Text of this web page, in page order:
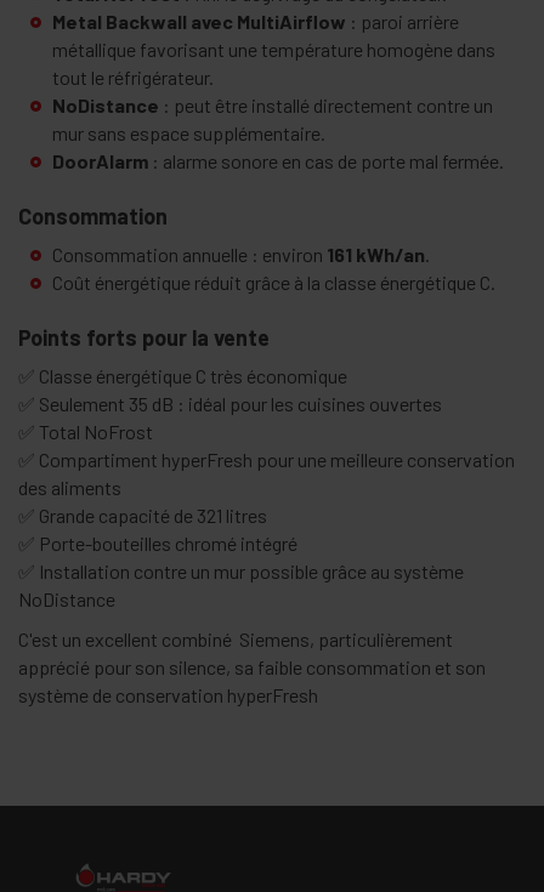
Metal Backwall avec MultiAirflow : paroi arrière
métallique favorisant une température homogène dans
tout le réfrigérateur.
NoDistance : peut être installé directement contre un
mur sans espace supplémentaire.
DoorAlarm : alarme sonore en cas de porte mal fermée.
Consommation
Consommation annuelle : environ 161 kWh/an.
Coût énergétique réduit grâce à la classe énergétique C.
Points forts pour la vente
✅ Classe énergétique C très économique
✅ Seulement 35 dB : idéal pour les cuisines ouvertes
✅ Total NoFrost
✅ Compartiment hyperFresh pour une meilleure conservation
des aliments
✅ Grande capacité de 321 litres
✅ Porte-bouteilles chromé intégré
✅ Installation contre un mur possible grâce au système
NoDistance
C'est un excellent combiné Siemens, particulièrement
apprécié pour son silence, sa faible consommation et son
système de conservation hyperFresh